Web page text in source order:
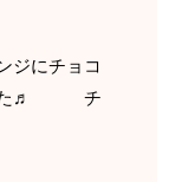
にチョコ
ました♬ チ